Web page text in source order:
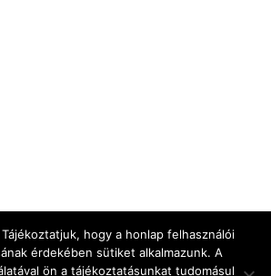
hogy a honlap felhasználói
érdekében sütiket alkalmazunk. A
ön a tájékoztatásunkat tudomásul